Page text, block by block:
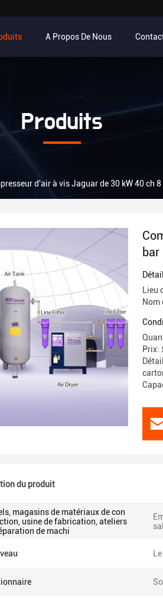
A Propos De Nous
Produits
d'air à vis Jaguar de 30 kW 40 ch
Nom
Prix:
du produit
magasins de matériaux de con
usine de fabrication, ateliers
de machi